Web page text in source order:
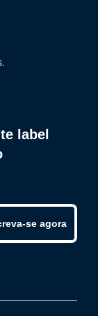
label
se agora